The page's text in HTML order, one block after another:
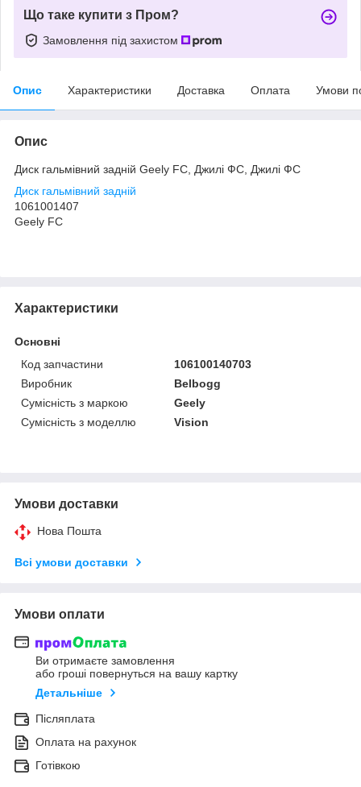
Що таке купити з Пром?
Замовлення під захистом
Опис Характеристики Доставка Оплата Умови
Опис
Диск гальмівний задній Geely FC, Джилі ФС, Джилі ФС
Диск гальмівний задній
1061001407
Geely FC
Характеристики
Основні
Код запчастини
106100140703
Виробник
Belbogg
Сумісність з маркою
Geely
Сумісність з моделлю
Vision
Умови доставки
Нова Пошта
Всі умови доставки
Умови оплати
Ви отримаєте замовлення
або гроші повернуться на вашу картку
Детальніше
Післяплата
Оплата на рахунок
Готівкою